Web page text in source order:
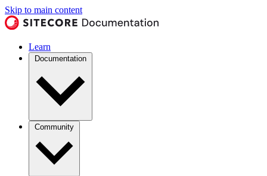
Skip to main content
Learn
Documentation
Community